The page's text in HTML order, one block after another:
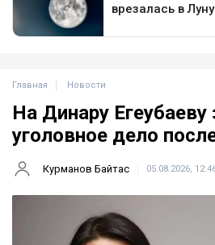
Главная Новости
На Динару Егеубаеву
уголовное дело
Курманов Байтас 05.08.2026,